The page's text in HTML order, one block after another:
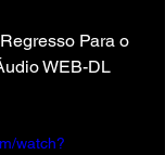
Para o
WEB-DL
watch?